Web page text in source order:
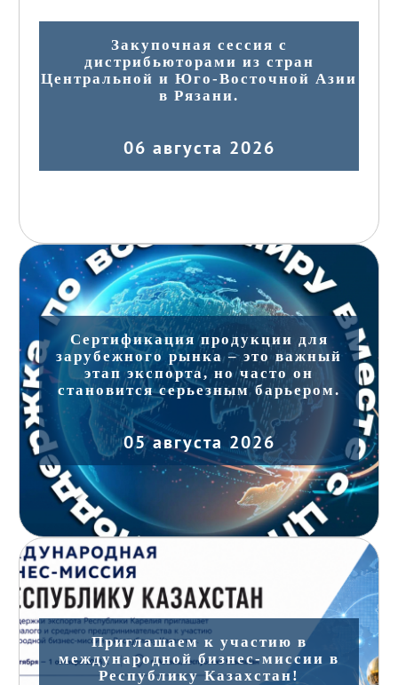
Закупочная сессия с
дистрибьюторами из стран
Центральной и Юго-Восточной Азии
в Рязани.
06 августа 2026
Сертификация продукции для
зарубежного рынка – это важный
этап экспорта, но часто он
становится серьезным барьером.
05 августа 2026
Приглашаем к участию в
международной бизнес-миссии в
Республику Казахстан!